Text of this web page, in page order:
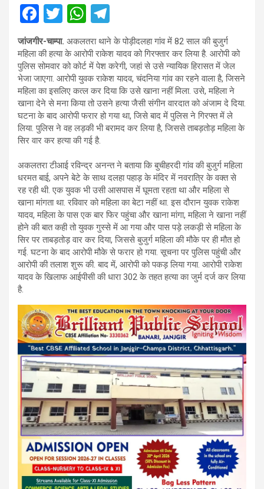
F
a
ce
b
o
o
k
T
wi
tt
er
W
h
at
s
A
p
p
el
e
gr
a
m
जांजगीर-चाम्पा. अकलतरा थाने के पोड़ीदलहा गांव में 82 साल की बुजुर्ग
महिला की हत्या के आरोपी राकेश यादव को गिरफ्तार कर लिया है. आरोपी को
पुलिस सोमवार को कोर्ट में पेश करेगी, जहां से उसे न्यायिक हिरासत में जेल
भेजा जाएगा. आरोपी युवक राकेश यादव, चंदनिया गांव का रहने वाला है, जिसने
महिला का इसलिए कत्ल कर दिया कि उसे खाना नहीं मिला. उसे, महिला ने
खाना देने से मना किया तो उसने हत्या जैसी संगीन वारदात को अंजाम दे दिया.
घटना के बाद आरोपी फरार हो गया था, जिसे बाद में पुलिस ने गिरफ्त में ले
लिया. पुलिस ने वह लड़की भी बरामद कर लिया है, जिससे ताबड़तोड़ महिला के
सिर वार कर हत्या की गई है.
अकलतरा टीआई रविन्द्र अनन्त ने बताया कि बुचीहरदी गांव की बुजुर्ग महिला
धरमत बाई, अपने बेटे के साथ दलहा पहाड़ के मंदिर में नवरात्रि के वक्त से
रह रही थी. एक युवक भी उसी आसपास में घूमता रहता था और महिला से
खाना मांगता था. रविवार को महिला का बेटा नहीं था. इस दौरान युवक राकेश
यादव, महिला के पास एक बार फिर पहुंचा और खाना मांगा, महिला ने खाना नहीं
होने की बात कही तो युवक गुस्से में आ गया और पास पड़े लकड़ी से महिला के
सिर पर ताबड़तोड़ वार कर दिया, जिससे बुजुर्ग महिला की मौके पर ही मौत हो
गई. घटना के बाद आरोपी मौके से फरार हो गया. सूचना पर पुलिस पहुंची और
आरोपी की तलाश शुरू की. बाद में, आरोपी को पकड़ लिया गया. आरोपी राकेश
यादव के खिलाफ आईपीसी की धारा 302 के तहत हत्या का जुर्म दर्ज कर लिया
है.